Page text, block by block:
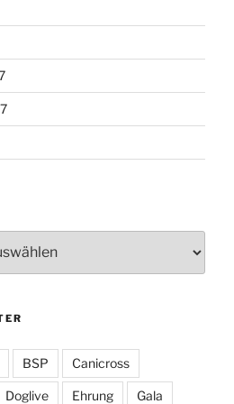
BSP Canicross
Doglive Ehrung Gala